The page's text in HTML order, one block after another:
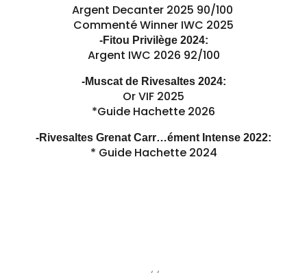
Argent Decanter 2025 90/100
Commenté Winner IWC 2025
-Fitou Privilège 2024:
Argent IWC 2026 92/100
-Muscat de Rivesaltes 2024:
Or VIF 2025
*Guide Hachette 2026
-Rivesaltes Grenat Carr…ément Intense 2022:
* Guide Hachette 2024